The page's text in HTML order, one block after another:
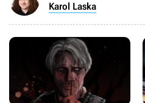
Karol Laska